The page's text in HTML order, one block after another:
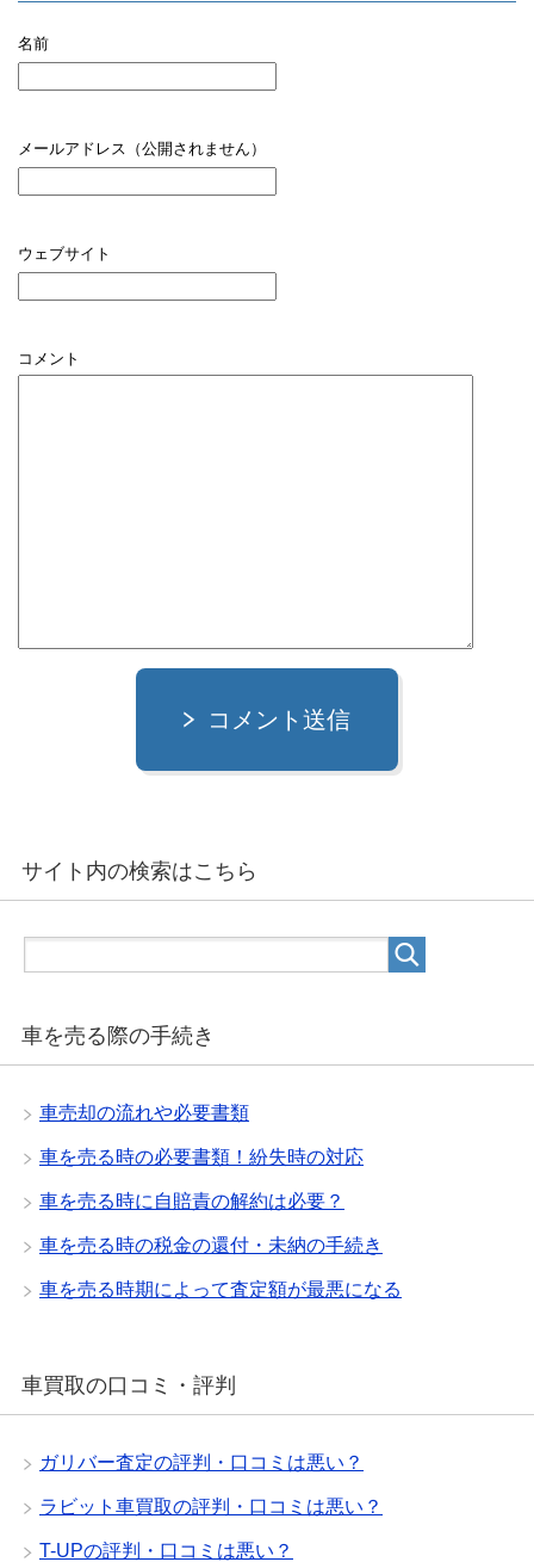
名前
メールアドレス（公開されません）
ウェブサイト
コメント
コメント送信
サイト内の検索はこちら
車を売る際の手続き
車売却の流れや必要書類
車を売る時の必要書類！紛失時の対応
車を売る時に自賠責の解約は必要？
車を売る時の税金の還付・未納の手続き
車を売る時期によって査定額が最悪になる
車買取の口コミ・評判
ガリバー査定の評判・口コミは悪い？
ラビット車買取の評判・口コミは悪い？
T-UPの評判・口コミは悪い？